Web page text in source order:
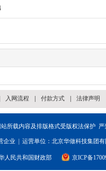
入网流程 付款方式 法律声明
所载内容及排版格式受版权法保护 严
企业 | 运营单位：北京华做科技集团
人民共和国财政部 京ICP备